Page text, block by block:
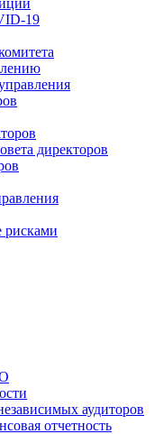
директоров
рисками
аудиторов
отчетность